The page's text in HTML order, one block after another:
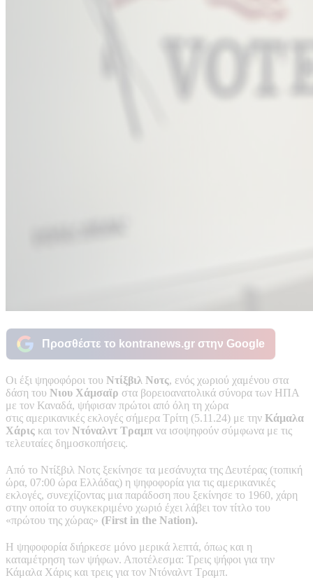
Προσθέστε το kontranews.gr στην Google
Οι έξι ψηφοφόροι του Ντίξβιλ Νοτς, ενός χωριού χαμένου στα
δάση του Νιου Χάμσαϊρ στα βορειοανατολικά σύνορα των ΗΠΑ
με τον Καναδά, ψήφισαν πρώτοι από όλη τη χώρα
στις αμερικανικές εκλογές σήμερα Τρίτη (5.11.24) με την Κάμαλα
Χάρις και τον Ντόναλντ Τραμπ να ισοψηφούν σύμφωνα με τις
τελευταίες δημοσκοπήσεις.
Από το Ντίξβιλ Νοτς ξεκίνησε τα μεσάνυχτα της Δευτέρας (τοπική
ώρα, 07:00 ώρα Ελλάδας) η ψηφοφορία για τις αμερικανικές
εκλογές, συνεχίζοντας μια παράδοση που ξεκίνησε το 1960, χάρη
στην οποία το συγκεκριμένο χωριό έχει λάβει τον τίτλο του
«πρώτου της χώρας» (First in the Nation).
Η ψηφοφορία διήρκεσε μόνο μερικά λεπτά, όπως και η
καταμέτρηση των ψήφων. Αποτέλεσμα: Τρεις ψήφοι για την
Κάμαλα Χάρις και τρεις για τον Ντόναλντ Τραμπ.